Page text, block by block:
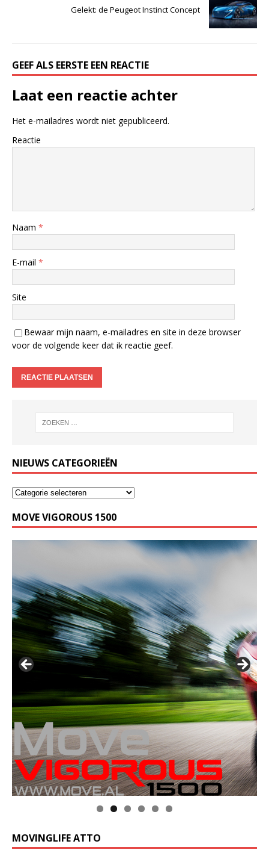
Gelekt: de Peugeot Instinct Concept
GEEF ALS EERSTE EEN REACTIE
Laat een reactie achter
Het e-mailadres wordt niet gepubliceerd.
Reactie
Naam *
E-mail *
Site
Bewaar mijn naam, e-mailadres en site in deze browser
voor de volgende keer dat ik reactie geef.
NIEUWS CATEGORIEËN
MOVE VIGOROUS 1500
MOVINGLIFE ATTO